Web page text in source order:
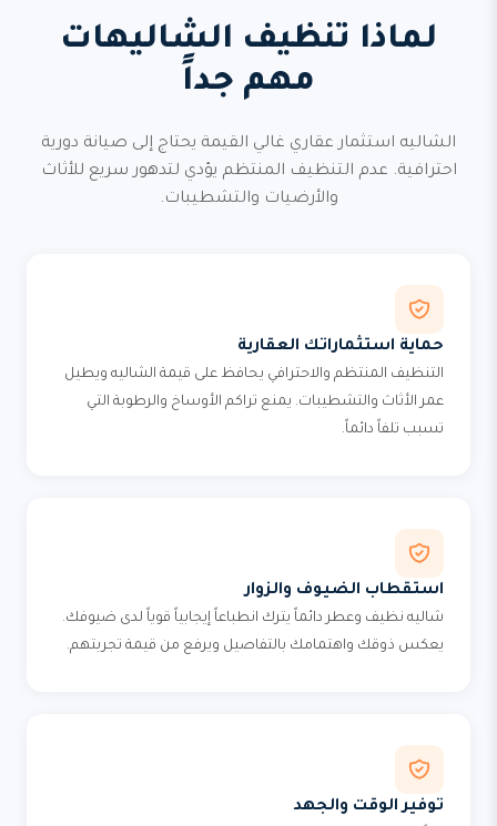
لماذا تنظيف الشاليهات
مهم جداً
الشاليه استثمار عقاري غالي القيمة يحتاج إلى صيانة دورية
احترافية. عدم التنظيف المنتظم يؤدي لتدهور سريع للأثاث
والأرضيات والتشطيبات.
حماية استثماراتك العقارية
التنظيف المنتظم والاحترافي يحافظ على قيمة الشاليه ويطيل
عمر الأثاث والتشطيبات. يمنع تراكم الأوساخ والرطوبة التي
تسبب تلفاً دائماً.
استقطاب الضيوف والزوار
شاليه نظيف وعطر دائماً يترك انطباعاً إيجابياً قوياً لدى ضيوفك.
يعكس ذوقك واهتمامك بالتفاصيل ويرفع من قيمة تجربتهم.
توفير الوقت والجهد